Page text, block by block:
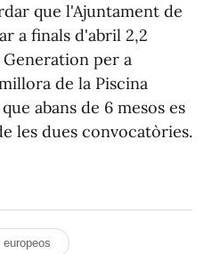
que l'Ajuntament de
a finals d'abril 2,2
per a
de la Piscina
abans de 6 mesos es
les dues convocatòries.